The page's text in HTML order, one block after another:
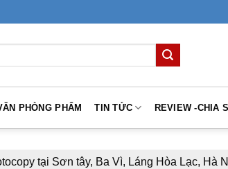
PHÒNG PHẨM TIN TỨC REVIEW -CHIA
tại Sơn tây, Ba Vì, Láng Hòa Lạc, Hà